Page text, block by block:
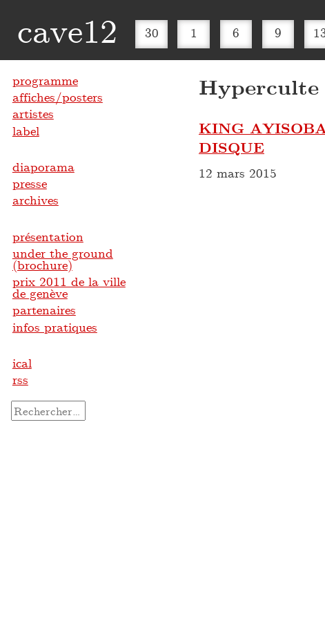
cave12 30 1 6 9
Hyperculte
KING
DISQUE
12 mars 2015
programme
affiches/posters
artistes
label
diaporama
presse
archives
présentation
under the ground
(brochure)
prix 2011 de la ville
de genève
partenaires
infos pratiques
ical
rss
Rechercher :